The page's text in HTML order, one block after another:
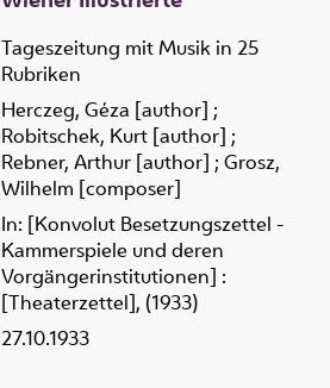
Tageszeitung mit Musik in 25
Rubriken
Herczeg, Géza [author] ;
Robitschek, Kurt [author] ;
Rebner, Arthur [author] ; Grosz,
Wilhelm [composer]
In: [Konvolut Besetzungszettel -
Kammerspiele und deren
Vorgängerinstitutionen] :
[Theaterzettel], (1933)
27.10.1933